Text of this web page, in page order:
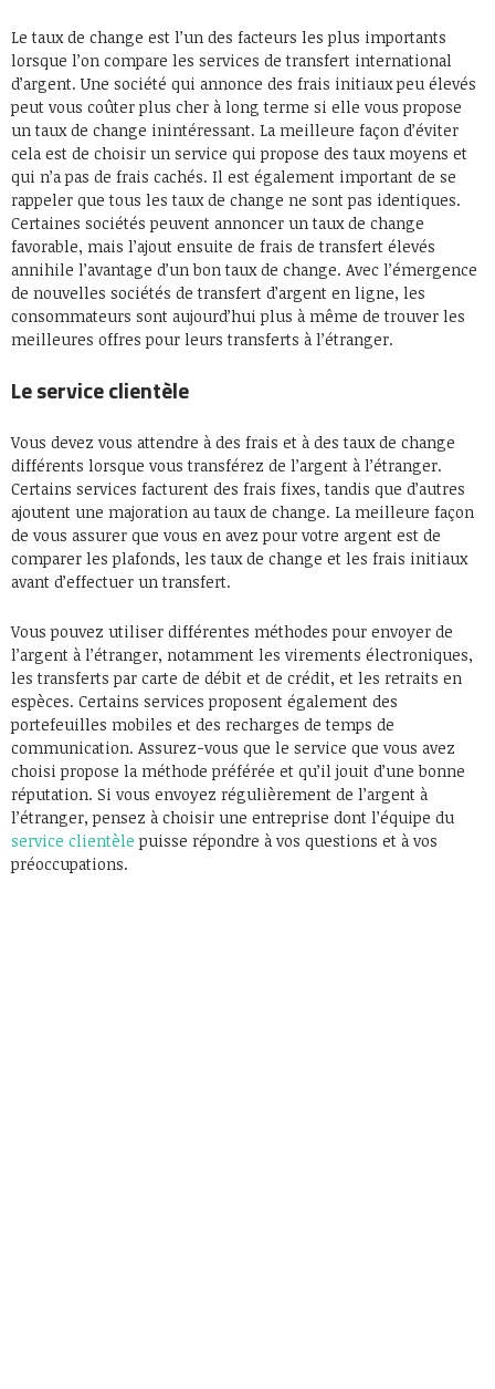
Le taux de change est l’un des facteurs les plus importants
lorsque l’on compare les services de transfert international
d’argent. Une société qui annonce des frais initiaux peu élevés
peut vous coûter plus cher à long terme si elle vous propose
un taux de change inintéressant. La meilleure façon d’éviter
cela est de choisir un service qui propose des taux moyens et
qui n’a pas de frais cachés. Il est également important de se
rappeler que tous les taux de change ne sont pas identiques.
Certaines sociétés peuvent annoncer un taux de change
favorable, mais l’ajout ensuite de frais de transfert élevés
annihile l’avantage d’un bon taux de change. Avec l’émergence
de nouvelles sociétés de transfert d’argent en ligne, les
consommateurs sont aujourd’hui plus à même de trouver les
meilleures offres pour leurs transferts à l’étranger.
Le service clientèle
Vous devez vous attendre à des frais et à des taux de change
différents lorsque vous transférez de l’argent à l’étranger.
Certains services facturent des frais fixes, tandis que d’autres
ajoutent une majoration au taux de change. La meilleure façon
de vous assurer que vous en avez pour votre argent est de
comparer les plafonds, les taux de change et les frais initiaux
avant d’effectuer un transfert.
Vous pouvez utiliser différentes méthodes pour envoyer de
l’argent à l’étranger, notamment les virements électroniques,
les transferts par carte de débit et de crédit, et les retraits en
espèces. Certains services proposent également des
portefeuilles mobiles et des recharges de temps de
communication. Assurez-vous que le service que vous avez
choisi propose la méthode préférée et qu’il jouit d’une bonne
réputation. Si vous envoyez régulièrement de l’argent à
l’étranger, pensez à choisir une entreprise dont l’équipe du
service clientèle puisse répondre à vos questions et à vos
préoccupations.